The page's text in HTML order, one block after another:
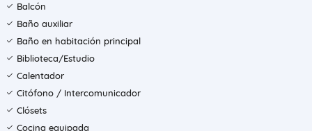
Balcón
Baño auxiliar
Baño en habitación principal
Biblioteca/Estudio
Calentador
Citófono / Intercomunicador
Clósets
Cocina equipada